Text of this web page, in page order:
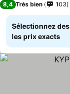
8,4 Très bien 103
Sélectionnez
les prix exacts